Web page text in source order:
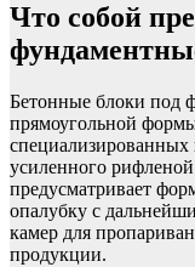
Что собой
Бетонные блоки под
прямоугольной
специализированных
усиленного
предусматривает
опалубку с
камер для
продукции.